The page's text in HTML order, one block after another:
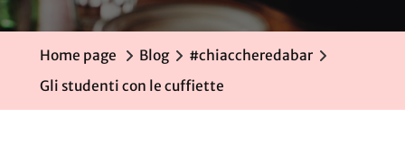
Home page Blog
#chiaccheredabar
Gli studenti con le cuffiette